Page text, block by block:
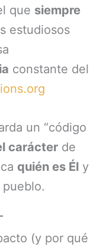
que siempre
estudiosos
constante del
un “código
carácter de
quién es Él y
(y por qué